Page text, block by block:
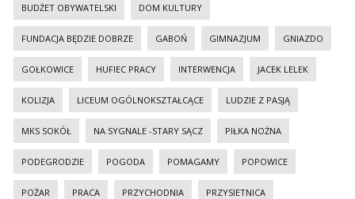
BUDŻET OBYWATELSKI DOM KULTURY
FUNDACJA BĘDZIE DOBRZE GABOŃ GIMNAZJUM GNIAZDO
GOŁKOWICE HUFIEC PRACY INTERWENCJA JACEK LELEK
KOLIZJA LICEUM OGÓLNOKSZTAŁCĄCE LUDZIE Z PASJĄ
MKS SOKÓŁ NA SYGNALE -STARY SĄCZ PIŁKA NOŻNA
PODEGRODZIE POGODA POMAGAMY POPOWICE
POŻAR PRACA PRZYCHODNIA PRZYSIETNICA